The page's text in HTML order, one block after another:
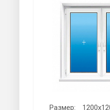
Размер: